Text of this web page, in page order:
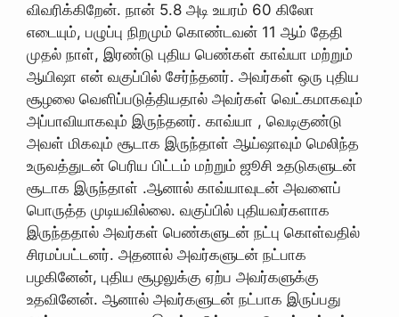
விவரிக்கிறேன். நான் 5.8 அடி உயரம் 60 கிலோ
எடையும், பழுப்பு நிறமும் கொண்டவன் 11 ஆம் தேதி
முதல் நாள், இரண்டு புதிய பெண்கள் காவ்யா மற்றும்
ஆயிஷா என் வகுப்பில் சேர்ந்தனர். அவர்கள் ஒரு புதிய
சூழலை வெளிப்படுத்தியதால் அவர்கள் வெட்கமாகவும்
அப்பாவியாகவும் இருந்தனர். காவ்யா , வெடிகுண்டு
அவள் மிகவும் சூடாக இருந்தாள் ஆய்ஷாவும் மெலிந்த
உருவத்துடன் பெரிய பிட்டம் மற்றும் ஜூசி உதடுகளுடன்
சூடாக இருந்தாள் .ஆனால் காவ்யாவுடன் அவளைப்
பொருத்த முடியவில்லை. வகுப்பில் புதியவர்களாக
இருந்ததால் அவர்கள் பெண்களுடன் நட்பு கொள்வதில்
சிரமப்பட்டனர். அதனால் அவர்களுடன் நட்பாக
பழகினேன், புதிய சூழலுக்கு ஏற்ப அவர்களுக்கு
உதவினேன். ஆனால் அவர்களுடன் நட்பாக இருப்பது